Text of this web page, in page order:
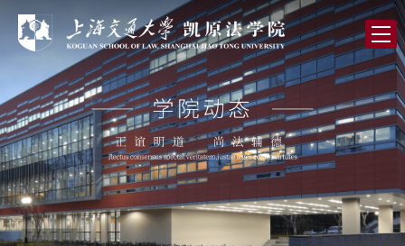
院
概
况
党
的
建
设
师
资
队
人
才
学